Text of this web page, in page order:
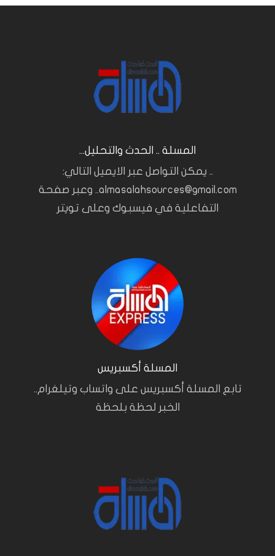
المسلة .. الحدث والتحليل...
.. يمكن التواصل عبر الايميل التالي:
almasalahsources@gmail.com.. وعبر صفحة
التفاعلية في فيسبوك وعلى تويتر
المسلة أكسبريس
تابع المسلة أكسبريس على واتساب وتيلغرام..
الخبر لحظة بلحظة